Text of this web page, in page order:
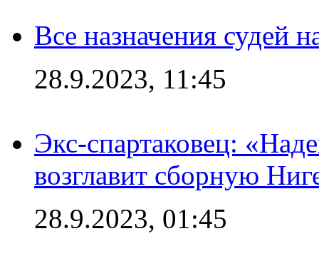
Все назначения судей
28.9.2023, 11:45
Экс-спартаковец:
возглавит сборную
28.9.2023, 01:45